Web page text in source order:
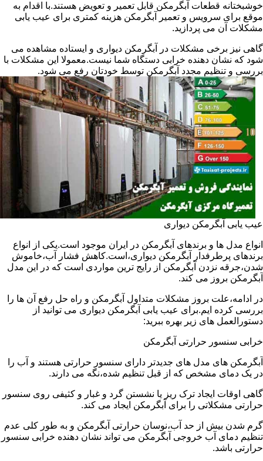
خوشبختانه قطعات آبگرمکن قابل تعمیر و تعویض هستند.با اقدام به
موقع برای سرویس و تعمیر آبگرمکن هزینه کمتری برای عیب یابی
مشکلات آن می پردازید.
گاهی نیز برخی مشکلات در آبگرمکن دیواری و ایستاده مشاهده می
شود که نشان دهنده خرابی دستگاه شما نیست.معمولا این مشکلات با
بررسی و تنظیم مجدد آبگرمکن توسط خودتان رفع می شود.
عیب یابی آبگرمکن دیواری
انواع مدل ها و برندهای آبگرمکن در ایران موجود است.یکی از انواع
برندهای پرطرفدار آبگرمکن دیواری،است.کاهش فشار آب،خاموش
شدن،جرقه نزدن آبگرمکن از رایج ترین مواردی است که در این مدل
آبگرمکن بروز می کند.
در ادامه،علت بروز مشکلات متداول آبگرمکن و راه حل رفع آن ها را
بررسی کرده ایم.برای عیب یابی آبگرمکن دیواری می توانید از
دستورالعمل های زیر بهره ببرید:
خرابی سنسور حرارتی آبگرمکن
آبگرمکن های مدل های جدیدتر دارای سنسور حرارتی هستند و آب را
در یک دمای مشخص که از قبل تنظیم شده،نگه می دارند.
گاهی اوقات ایجاد ترک ریز یا نشستن گرد و غبار و کثیفی روی سنسور
حرارتی مشکلاتی را برای آبگرمکن ایجاد می کند.
گرم شدن بیش از حد آب،نوسان حرارتی آبگرمکن و به طور کلی عدم
تنظیم دمای آب خروجی آبگرمکن می تواند نشان دهنده خرابی سنسور
حرارتی باشد.